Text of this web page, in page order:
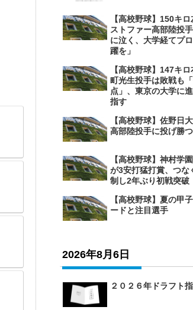
【高校野球】150キ
ストファー高部陸投
に泣く、大学経てプ
躍を」
【高校野球】147キ
町光生投手は敗戦も
点」、東京の大学に
指す
【高校野球】佐野日
高部陸投手に投げ勝
【高校野球】神村学
が3安打猛打賞、つな
制し2年ぶり初戦突破
【高校野球】夏の甲
ードと注目選手
2026年8月6日
２０２６年ドラフト